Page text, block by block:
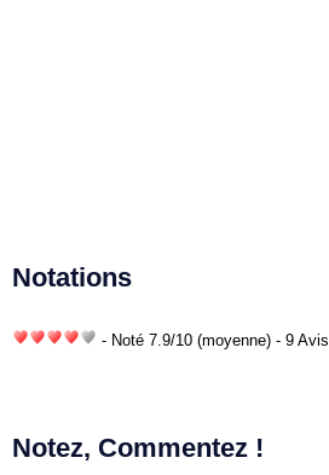
Notations
- Noté 7.9/10 (moyenne) - 9 Avis
Notez, Commentez !